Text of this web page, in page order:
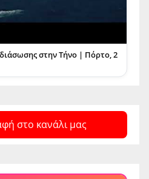
στην Τήνο | Πόρτο, 2
στο κανάλι μας